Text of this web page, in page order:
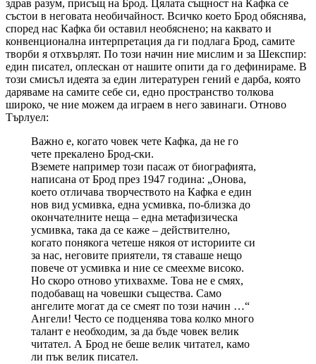
здрав разум, присъщ на Брод. Цялата същност на Кафка се
състои в неговата необичайност. Всичко което Брод обяснява,
според нас Кафка би оставил необяснено; на каквато и
конвенционална интерпретация да ги подлага Брод, самите
творби я отхвърлят. По този начин ние мислим и за Шекспир:
един писател, оплескан от нашите опити да го дефинираме. В
този смисъл идеята за един литературен гений е дарба, която
даряваме на самите себе си, едно пространство толкова
широко, че ние можем да играем в него завинаги. Отново
Търлуел:
Важно е, когато човек чете Кафка, да не го
чете прекалено Брод-ски.
Вземете например този пасаж от биографията,
написана от Брод през 1947 година: „Онова,
което отличава творчеството на Кафка е един
нов вид усмивка, една усмивка, по-близка до
окончателните неща – една метафизическа
усмивка, така да се каже – действително,
когато понякога четеше някоя от историите си
за нас, неговите приятели, тя ставаше нещо
повече от усмивка и ние се смеехме високо.
Но скоро отново утихвахме. Това не е смях,
подобаващ на човешки същества. Само
ангелите могат да се смеят по този начин …“
Ангели! Често се подценява това колко много
талант е необходим, за да бъде човек велик
читател. А Брод не беше велик читател, камо
ли пък велик писател.